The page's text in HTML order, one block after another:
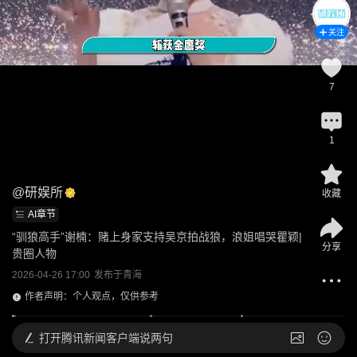
@研娱所
AI章节
“驯狼高手”谢楠：赌上身家支持吴京拍战狼，浪姐唱哭瞿颖|
贵圈人物
2026-04-26 17:00 发布于青海
作者声明：个人观点，仅供参考
关注
7
1
收藏
分享
打开腾讯新闻客户端说两句